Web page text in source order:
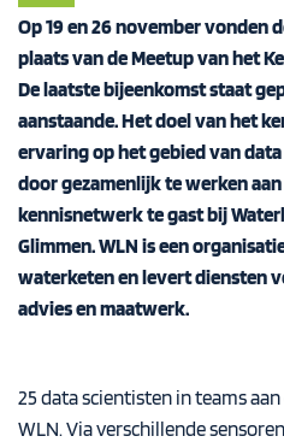
Op 19 en 26 november vonden
plaats van de Meetup van het
De laatste bijeenkomst staat
aanstaande. Het doel van het
ervaring op het gebied van
door gezamenlijk te werken
kennisnetwerk te gast bij
Glimmen. WLN is een
waterketen en levert diensten
advies en maatwerk.
25 data scientisten in teams
WLN. Via verschillende